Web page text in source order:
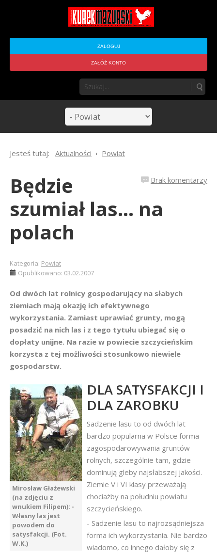
ZALOGUJ
ZAŁÓŻ KONTO
Jesteś tutaj: Aktualności Powiat
Brak komentarzy
Będzie
szumiał las... na
polach
Kategoria: Powiat
Opublikowano: 03.02.2007
Od dwóch lat rolnicy gospodarujący na słabych
ziemiach mają okazję ich efektywnego
wykorzystania. Zamiast uprawiać grunty, mogą
posadzić na nich las i z tego tytułu ubiegać się o
dopłaty unijne. Na razie w powiecie szczycieńskim
korzysta z tej możliwości stosunkowo niewiele
gospodarstw.
Mirosław Głażewski
(na zdjęciu z
wnukiem Filipem): -
Własny las jest
powodem do
satysfakcji. (Fot.
W.K.)
DLA SATYSFAKCJI I
DLA ZAROBKU
Sadzenie lasu to od dwóch lat
bardzo popularna w Polsce forma
zagospodarowywania gruntów
rolnych, szczególnie tam, gdzie
dominują gleby najsłabszej jakości.
Ziemie V i VI klasy przeważają
chociażby na południu powiatu
szczycieńskiego.
- Sadzenie lasu to najrozsądniejsza
forma ich wykorzystania. Nie bardzo
wiadomo, co innego dałoby się z